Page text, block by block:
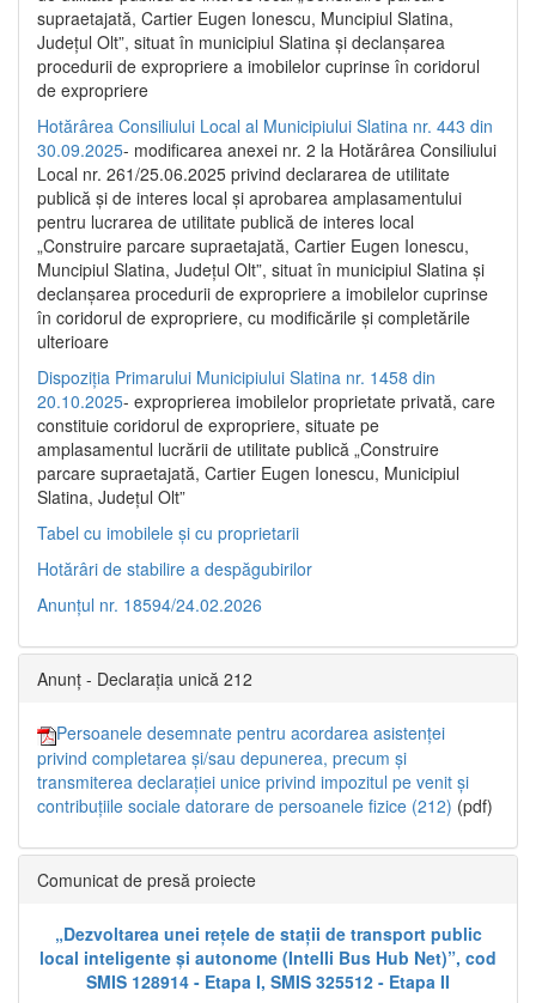
supraetajată, Cartier Eugen Ionescu, Muncipiul Slatina,
Județul Olt”, situat în municipiul Slatina și declanșarea
procedurii de expropriere a imobilelor cuprinse în coridorul
de expropriere
Hotărârea Consiliului Local al Municipiului Slatina nr. 443 din
30.09.2025- modificarea anexei nr. 2 la Hotărârea Consiliului
Local nr. 261/25.06.2025 privind declararea de utilitate
publică şi de interes local şi aprobarea amplasamentului
pentru lucrarea de utilitate publică de interes local
„Construire parcare supraetajată, Cartier Eugen Ionescu,
Muncipiul Slatina, Judeţul Olt”, situat în municipiul Slatina şi
declanşarea procedurii de expropriere a imobilelor cuprinse
în coridorul de expropriere, cu modificările şi completările
ulterioare
Dispoziția Primarului Municipiului Slatina nr. 1458 din
20.10.2025- exproprierea imobilelor proprietate privată, care
constituie coridorul de expropriere, situate pe
amplasamentul lucrării de utilitate publică „Construire
parcare supraetajată, Cartier Eugen Ionescu, Municipiul
Slatina, Județul Olt”
Tabel cu imobilele și cu proprietarii
Hotărâri de stabilire a despăgubirilor
Anunțul nr. 18594/24.02.2026
Anunț - Declarația unică 212
Persoanele desemnate pentru acordarea asistenței
privind completarea și/sau depunerea, precum și
transmiterea declarației unice privind impozitul pe venit și
contribuțiile sociale datorare de persoanele fizice (212) (pdf)
Comunicat de presă proiecte
„Dezvoltarea unei rețele de stații de transport public
local inteligente și autonome (Intelli Bus Hub Net)”, cod
SMIS 128914 - Etapa I, SMIS 325512 - Etapa II